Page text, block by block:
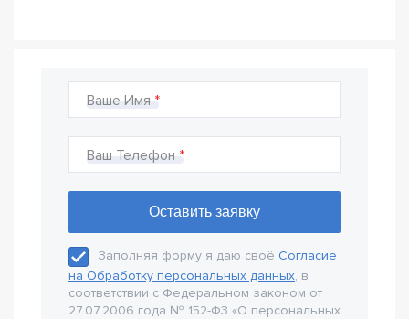
Ваше Имя
Ваш Телефон
Заполняя форму я даю своё Согласие
на Обработку персональных данных, в
соответствии с Федеральном законом от
27.07.2006 года № 152-Ф3 «О персональных